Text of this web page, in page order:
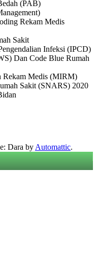
(PAB)
Rekam Medis
Sakit
Infeksi (IPCD)
Dan Code Blue Rumah
Rekam Medis (MIRM)
Sakit (SNARS) 2020
Dara by Automattic.